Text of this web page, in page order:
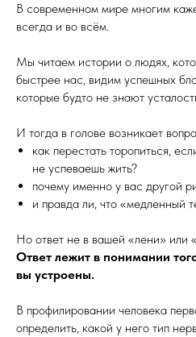
В современном мире многим
всегда и во всём.
Мы читаем истории о людях,
быстрее нас, видим успешных
которые будто не знают
И тогда в голове возникает
как перестать торопиться,
не успеваешь жить?
почему именно у вас другой
и правда ли, что «медленный
Но ответ не в вашей «лени» или
Ответ лежит в понимании
вы устроены.
В профилировании человека
определить, какой у него тип